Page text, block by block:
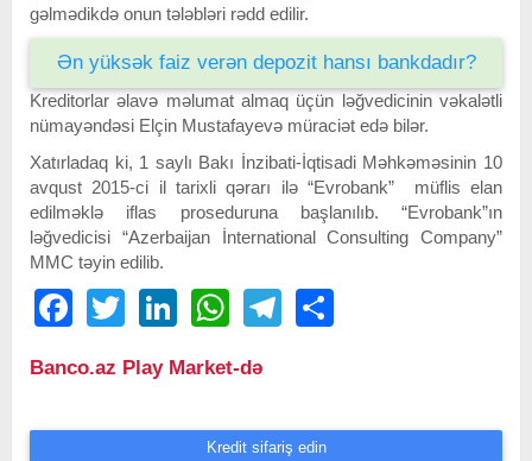
gəlmədikdə onun tələbləri rədd edilir.
Ən yüksək faiz verən depozit hansı bankdadır?
Kreditorlar əlavə məlumat almaq üçün ləğvedicinin vəkalətli
nümayəndəsi Elçin Mustafayevə müraciət edə bilər.
Xatırladaq ki, 1 saylı Bakı İnzibati-İqtisadi Məhkəməsinin 10
avqust 2015-ci il tarixli qərarı ilə “Evrobank” müflis elan
edilməklə iflas proseduruna başlanılıb. “Evrobank”ın
ləğvedicisi “Azerbaijan İnternational Consulting Company”
MMC təyin edilib.
FacebookTwitter LinkedIn WhatsAppTelegram
Banco.az Play Market-də
Kredit sifariş edin